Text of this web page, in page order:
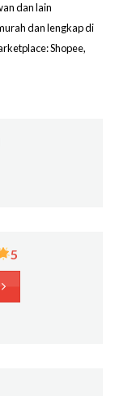
dan lain
dan lengkap di
Shopee,
5